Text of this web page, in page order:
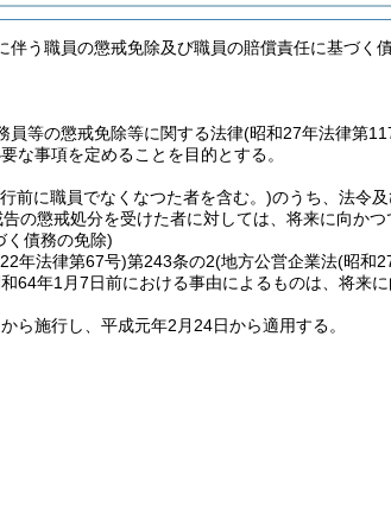
伴う職員の懲戒免除及び職員の賠償責任に基づく
員等の懲戒免除等に関する法律(昭和27年法律第
な事項を定めることを目的とする。
前に職員でなくなつた者を含む。)のうち、法令
の懲戒処分を受けた者に対しては、将来に向かつ
く債務の免除)
年法律第67号)第243条の2(地方公営企業法(昭和
64年1月7日前における事由によるものは、将来に
ら施行し、平成元年2月24日から適用する。